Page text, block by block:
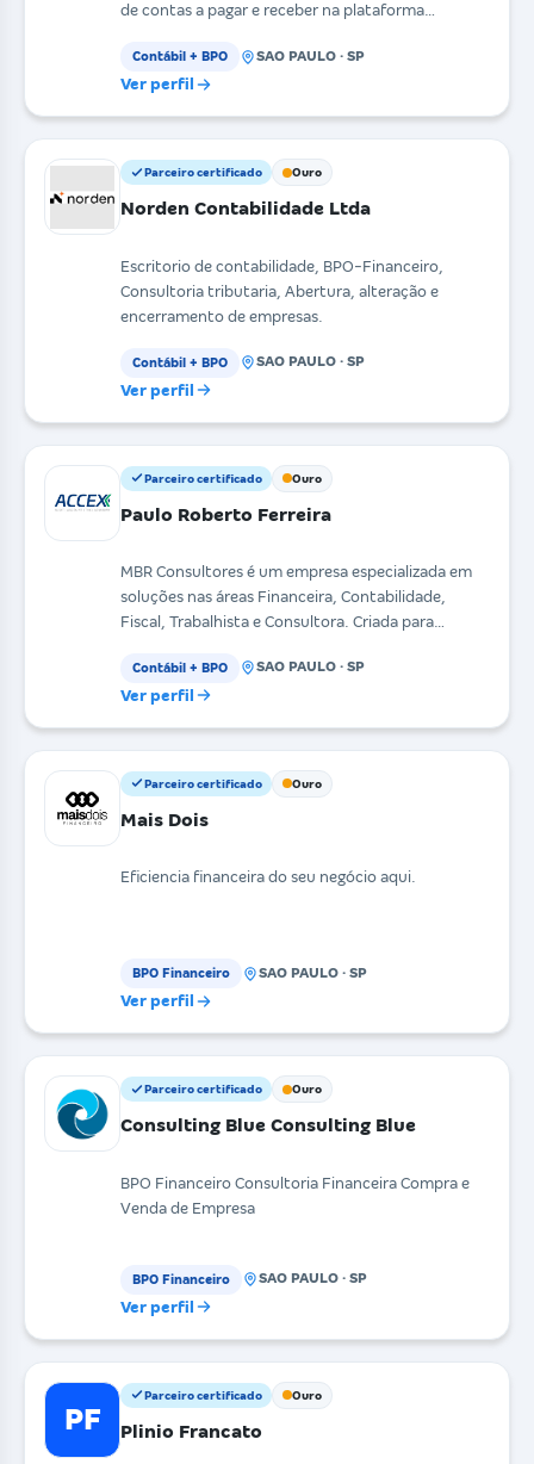
de contas a pagar e receber na plataforma
Contábil + BPO SAO PAULO · SP
Ver perfil
Parceiro certificado Ouro
Norden Contabilidade Ltda
Escritorio de contabilidade, BPO-Financeiro,
Consultoria tributaria, Abertura, alteração e
encerramento de empresas.
Contábil + BPO SAO PAULO · SP
Ver perfil
Parceiro certificado Ouro
Paulo Roberto Ferreira
MBR Consultores é um empresa especializada em
soluções nas áreas Financeira, Contabilidade,
Fiscal, Trabalhista e Consultora. Criada para
Contábil + BPO SAO PAULO · SP
Ver perfil
Parceiro certificado Ouro
Mais Dois
Eficiencia financeira do seu negócio aqui.
BPO Financeiro SAO PAULO · SP
Ver perfil
Parceiro certificado Ouro
Consulting Blue Consulting Blue
BPO Financeiro Consultoria Financeira Compra e
Venda de Empresa
BPO Financeiro SAO PAULO · SP
Ver perfil
PF
Parceiro certificado Ouro
Plinio Francato